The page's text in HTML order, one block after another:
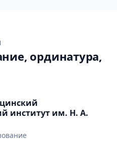
ординатура,
институт им. Н. А.